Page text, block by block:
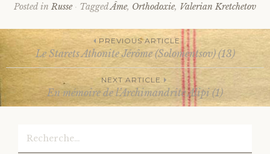
Posted in Russe TaggedÂme, Orthodoxie, Valerian Kretchetov
Post
navigation
PREVIOUS ARTICLE
Le Starets Athonite Jérôme (Solomentsov) (13)
NEXT ARTICLE
En mémoire de l’Archimandrite Alipi (1)